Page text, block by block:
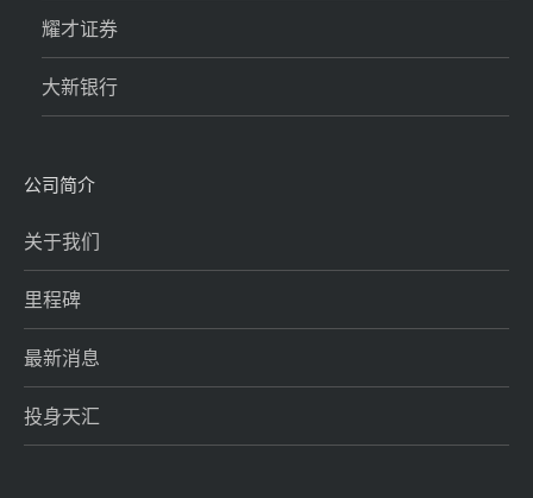
耀才证券
大新银行
公司简介
关于我们
里程碑
最新消息
投身天汇